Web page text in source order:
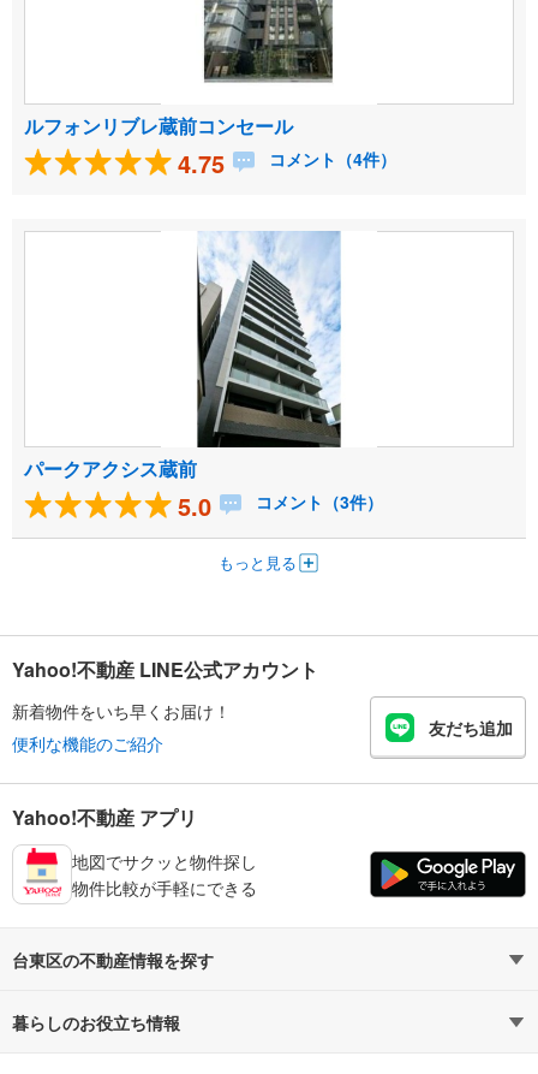
ルフォンリブレ蔵前コンセール
4.75 コメント（4件）
パークアクシス蔵前
5.0 コメント（3件）
もっと見る
Yahoo!不動産 LINE公式アカウント
新着物件をいち早くお届け！
便利な機能のご紹介
友だち追加
Yahoo!不動産 アプリ
地図でサクッと物件探し
物件比較が手軽にできる
台東区の不動産情報を探す
不動産・住宅
暮らしのお役立ち情報